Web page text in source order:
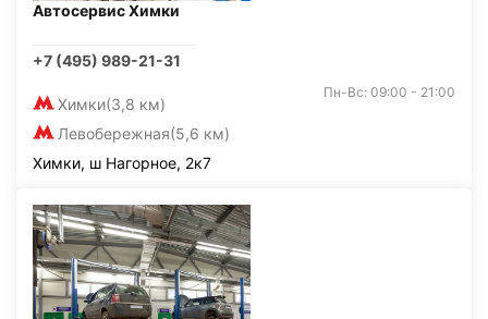
Автосервис Химки
+7 (495) 989-21-31
Химки(3,8 км)
Левобережная(5,6 км)
Пн-Вс: 09:00 - 21:00
Химки, ш Нагорное, 2к7